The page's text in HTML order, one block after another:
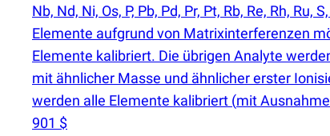
Nb, Nd, Ni, Os, P, Pb, Pd, Pr, Pt, Rb, Re, Rh,
Elemente aufgrund von Matrixinterferenzen
Elemente kalibriert. Die übrigen Analyte
mit ähnlicher Masse und ähnlicher erster
werden alle Elemente kalibriert (mit
901 $